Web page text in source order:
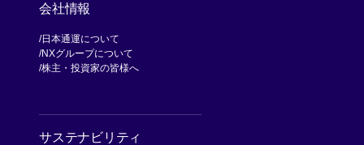
会社情報
日本通運について
NXグループについて
株主・投資家の皆様へ
サステナビリティ